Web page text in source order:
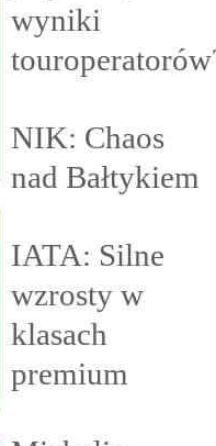
wyniki
NIK: Chaos
nad Bałtykiem
IATA: Silne
wzrosty w
klasach
premium